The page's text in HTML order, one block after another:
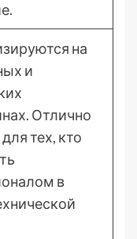
на
и
Отлично
тех, кто
в